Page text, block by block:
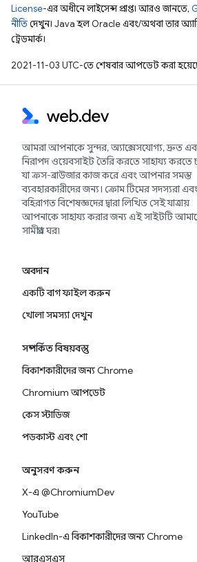
License-এর অধীনে লাইসেন্স প্রাপ্ত। আরও জানতে,
নীতিদেখুন। Java হল Oracle এবং/অথবা তার
ট্রেডমার্ক।
2021-11-03 UTC-তে শেষবার আপডেট করা
আমরা আপনাকে সুন্দর, অ্যাক্সেসযোগ্য, দ্রুত
নিরাপদ ওয়েবসাইট তৈরি করতে সাহায্য করতে
যা ক্রস-ব্রাউজার কাজ করে এবং আপনার সমস্ত
ব্যবহারকারীদের জন্য। ক্রোম টিমের সদস্যরা
বহিরাগত বিশেষজ্ঞদের দ্বারা লিখিত সেই যাত্রায়
আপনাকে সাহায্য করার জন্য এই সাইটটি
সামগ্রীর ঘর৷
অবদান
একটি বাগ ফাইল করুন
খোলা সমস্যা দেখুন
সম্পর্কিত বিষয়বস্তু
বিকাশকারীদের জন্য Chrome
Chromium আপডেট
কেস স্টাডিজ
পডকাস্ট এবং শো
অনুসরণ করুন
X-এ @ChromiumDev
YouTube
LinkedIn-এ বিকাশকারীদের জন্য Chrome
আরএসএস